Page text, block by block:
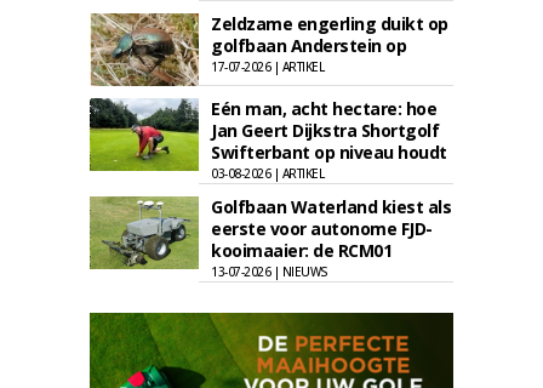
Zeldzame engerling duikt op
golfbaan Anderstein op
17-07-2026 | ARTIKEL
Eén man, acht hectare: hoe
Jan Geert Dijkstra Shortgolf
Swifterbant op niveau houdt
03-08-2026 | ARTIKEL
Golfbaan Waterland kiest als
eerste voor autonome FJD-
kooimaaier: de RCM01
13-07-2026 | NIEUWS